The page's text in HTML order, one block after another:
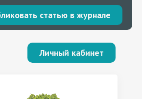
статью в журнале
Личный кабинет